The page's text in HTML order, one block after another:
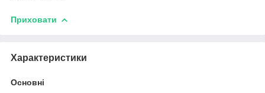
Приховати
Характеристики
Основні